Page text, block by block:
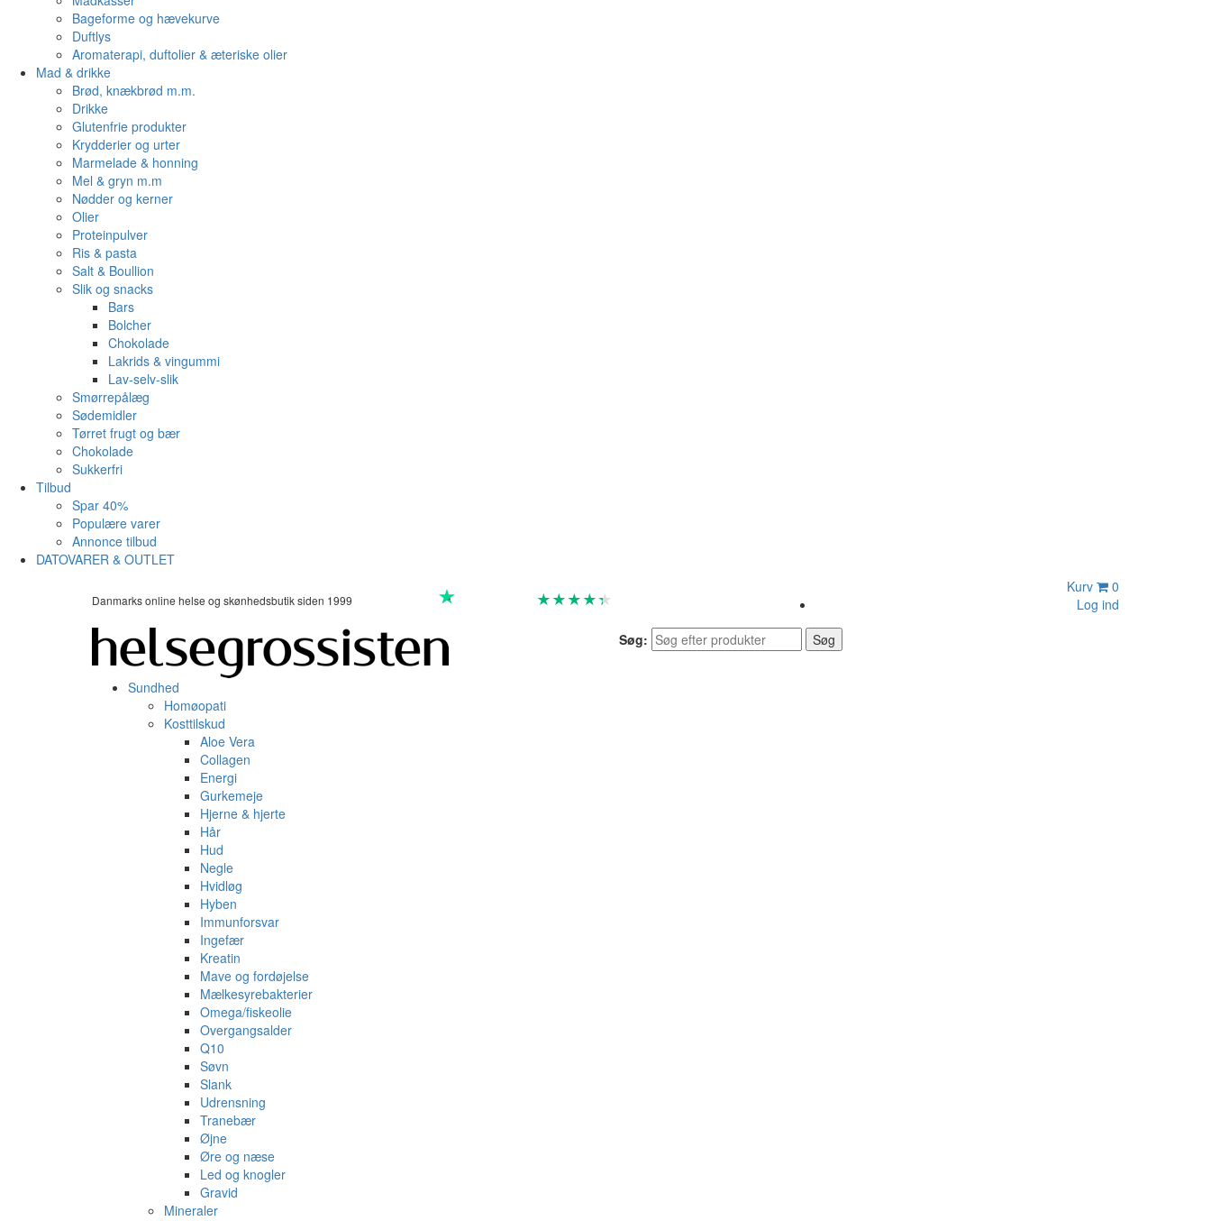
Bageforme og hævekurve
Duftlys
Aromaterapi, duftolier & æteriske olier
Mad & drikke
Brød, knækbrød m.m.
Drikke
Glutenfrie produkter
Krydderier og urter
Marmelade & honning
Mel & gryn m.m
Nødder og kerner
Olier
Proteinpulver
Ris & pasta
Salt & Boullion
Slik og snacks
Bars
Bolcher
Chokolade
Lakrids & vingummi
Lav-selv-slik
Smørrepålæg
Sødemidler
Tørret frugt og bær
Chokolade
Sukkerfri
Tilbud
Spar 40%
Populære varer
Annonce tilbud
DATOVARER & OUTLET
Danmarks online helse og skønhedsbutik siden 1999 ★ ★ ★ ★★
Kurv
0
Log ind
Søg:
Søg
Sundhed
Homøopati
Kosttilskud
Aloe Vera
Collagen
Energi
Gurkemeje
Hjerne & hjerte
Hår
Hud
Negle
Hvidløg
Hyben
Immunforsvar
Ingefær
Kreatin
Mave og fordøjelse
Mælkesyrebakterier
Omega/fiskeolie
Overgangsalder
Q10
Søvn
Slank
Udrensning
Tranebær
Øjne
Øre og næse
Led og knogler
Gravid
Mineraler